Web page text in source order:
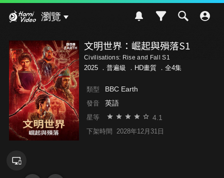
瀏覽
文明世界：崛起與殞落S1
Civilisations: Rise and Fall S1
2025 ． 普遍級 ．HD畫質 ．全4集
類型 BBC Earth
發音 英語
星等 4.1
下架時間 2028年12月31日